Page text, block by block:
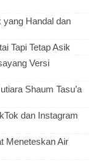
yang Handal dan
Tapi Tetap Asik
Versi
Shaum Tasu’a
dan Instagram
Meneteskan Air